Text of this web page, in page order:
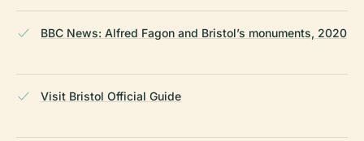
BBC News: Alfred Fagon and Bristol’s monuments, 2020
Visit Bristol Official Guide